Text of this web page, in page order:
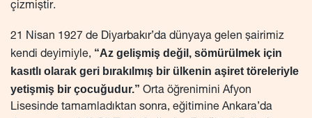
çizmiştir.
21 Nisan 1927 de Diyarbakır’da dünyaya gelen şairimiz
kendi deyimiyle, “Az gelişmiş değil, sömürülmek için
kasıtlı olarak geri bırakılmış bir ülkenin aşiret töreleriyle
yetişmiş bir çocuğudur.” Orta öğrenimini Afyon
Lisesinde tamamladıktan sonra, eğitimine Ankara’da